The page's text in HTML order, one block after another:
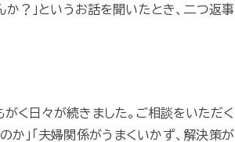
か？」というお話を聞いたとき、二つ返事
がく日々が続きました。ご相談をいただく
か」「夫婦関係がうまくいかず、解決策が